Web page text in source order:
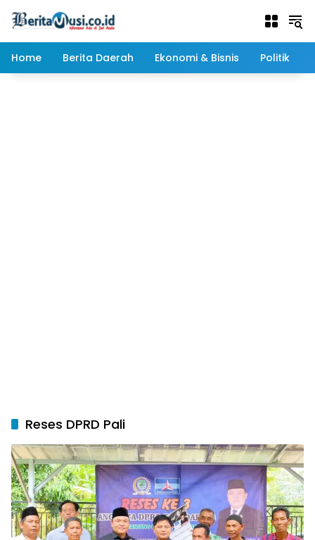
Home
Berita Daerah Ekonomi & Bisnis Politik
Reses DPRD Pali